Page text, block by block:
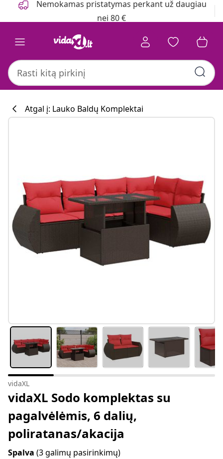
Nemokamas pristatymas perkant už daugiau
nei 80 €
Atgal į: Lauko Baldų Komplektai
vidaXL
vidaXL Sodo komplektas su
pagalvėlėmis, 6 dalių,
poliratanas/akacija
Spalva (3 galimų pasirinkimų)